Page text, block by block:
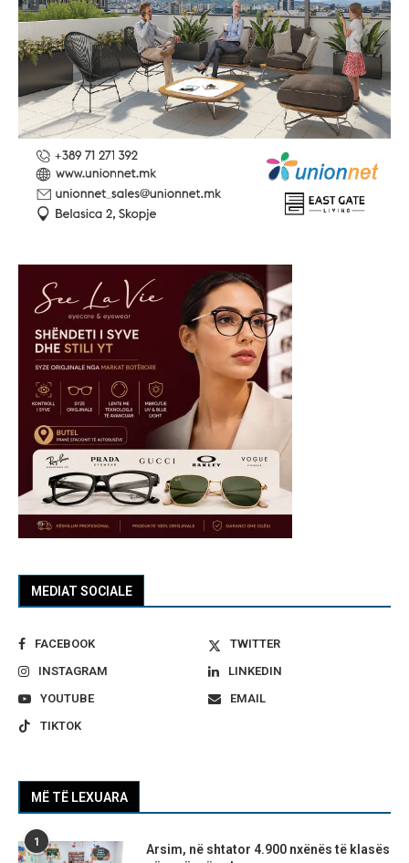
MEDIAT SOCIALE
FACEBOOK
TWITTER
INSTAGRAM
LINKEDIN
YOUTUBE
EMAIL
TIKTOK
MË TË LEXUARA
1
Arsim, në shtator 4.900 nxënës të klasës